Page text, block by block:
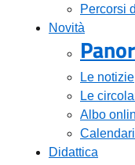
Percorsi
Novità
Le notizie
Le
Albo
Didattica